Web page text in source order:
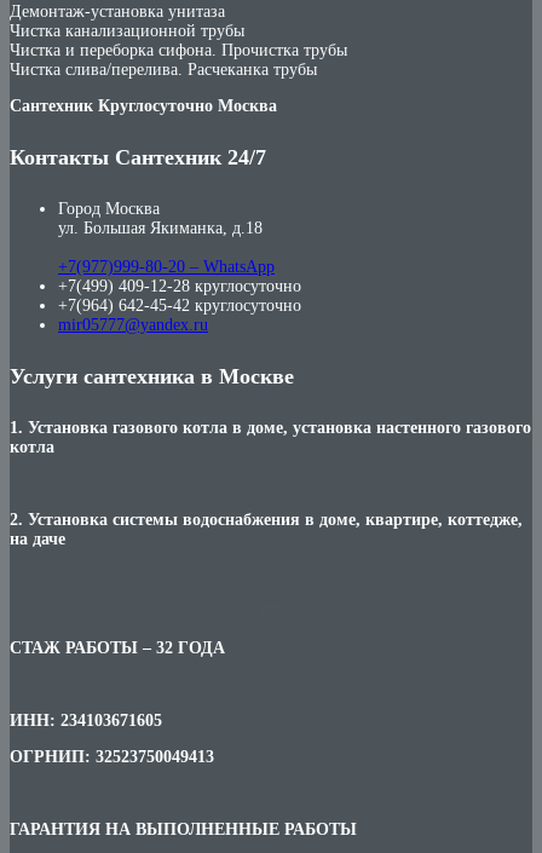
Демонтаж-установка унитаза
Чистка канализационной трубы
Чистка и переборка сифона. Прочистка трубы
Чистка слива/перелива. Расчеканка трубы
Сантехник Круглосуточно Москва
Контакты Сантехник 24/7
Город Москва
ул. Большая Якиманка, д.18
+7(977)999-80-20 – WhatsApp
+7(499) 409-12-28 круглосуточно
+7(964) 642-45-42 круглосуточно
mir05777@yandex.ru
Услуги сантехника в Москве
1. Установка газового котла в доме, установка настенного газового
котла
2. Установка системы водоснабжения в доме, квартире, коттедже,
на даче
СТАЖ РАБОТЫ – 32 ГОДА
ИНН: 234103671605
ОГРНИП: 32523750049413
ГАРАНТИЯ НА ВЫПОЛНЕННЫЕ РАБОТЫ